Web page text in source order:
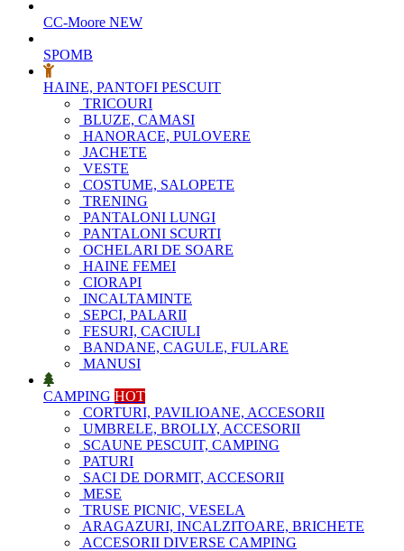
CC-Moore NEW
SPOMB
HAINE, PANTOFI PESCUIT
TRICOURI
BLUZE, CAMASI
HANORACE, PULOVERE
JACHETE
VESTE
COSTUME, SALOPETE
TRENING
PANTALONI LUNGI
PANTALONI SCURTI
OCHELARI DE SOARE
HAINE FEMEI
CIORAPI
INCALTAMINTE
SEPCI, PALARII
FESURI, CACIULI
BANDANE, CAGULE, FULARE
MANUSI
CAMPING HOT
CORTURI, PAVILIOANE, ACCESORII
UMBRELE, BROLLY, ACCESORII
SCAUNE PESCUIT, CAMPING
PATURI
SACI DE DORMIT, ACCESORII
MESE
TRUSE PICNIC, VESELA
ARAGAZURI, INCALZITOARE, BRICHETE
ACCESORII DIVERSE CAMPING